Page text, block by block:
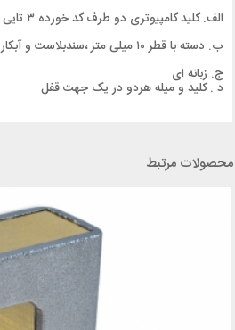
الف. کلید کامپیوتری دو طرف کد خورده ۳ تایی آبکاری شده ( با مارک گیرا )
ب. دسته با قطر ۱۰ میلی متر ،سندبلاست و آبکاری شده
ج. زبانه ای
د . کلید و میله هردو در یک جهت قفل
محصولات مرتبط